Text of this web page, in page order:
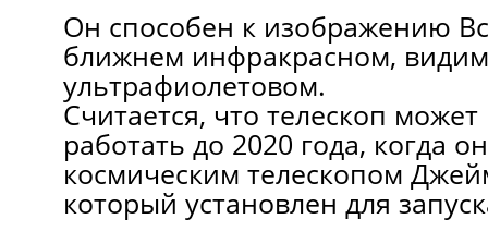
Он способен к изображению
ближнем инфракрасном,
ультрафиолетовом.
Считается, что телескоп
работать до 2020 года, когда
космическим телескопом
который установлен для